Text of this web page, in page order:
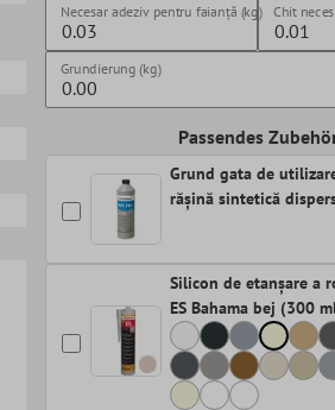
Necesar adeziv pentru faianță (kg) Chit
Grundierung (kg)
Passendes
Grund gata de
rășină sintetică
Silicon de etanșare a
ES Bahama bej (300